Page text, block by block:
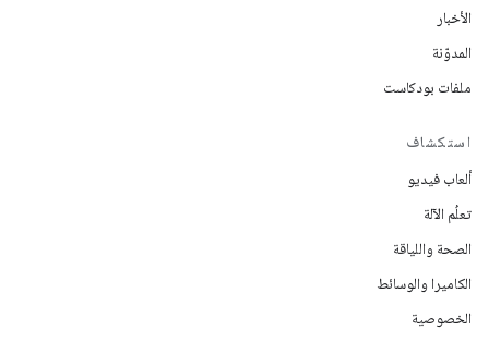
الأخبار
المدوّنة
ملفات بودكاست
استكشاف
ألعاب فيديو
تعلُم الآلة
الصحة واللياقة
الكاميرا والوسائط
الخصوصية